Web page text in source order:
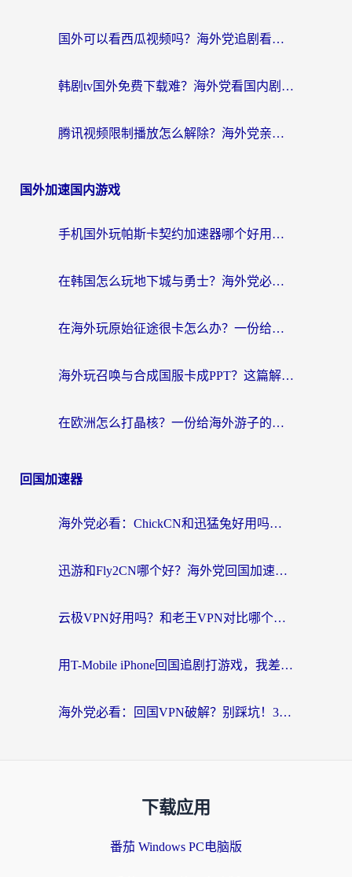
国外可以看西瓜视频吗？海外党追剧看片的终极解决方案
韩剧tv国外免费下载难？海外党看国内剧的加速器选择指南（附实用技巧）
腾讯视频限制播放怎么解除？海外党亲测有效的回国加速指南
国外加速国内游戏
手机国外玩帕斯卡契约加速器哪个好用？海外党国服游戏之路的救星
在韩国怎么玩地下城与勇士？海外党必看的国服游戏加速全攻略
在海外玩原始征途很卡怎么办？一份给游子的终极指南
海外玩召唤与合成国服卡成PPT？这篇解决办法让你丝滑操作
在欧洲怎么打晶核？一份给海外游子的网络加速生存指南
回国加速器
海外党必看：ChickCN和迅猛兔好用吗？3招教你选对回国加速器
迅游和Fly2CN哪个好？海外党回国加速器真实测评与选择心法
云极VPN好用吗？和老王VPN对比哪个回国效果更好？海外党必看的真实体验指南
用T-Mobile iPhone回国追剧打游戏，我差点把手机砸了
海外党必看：回国VPN破解？别踩坑！3步选对加速器无缝刷国内资源
下载应用
番茄 Windows PC电脑版